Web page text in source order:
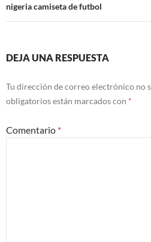
nigeria camiseta de futbol
DEJA UNA RESPUESTA
Tu dirección de correo electrónico no
obligatorios están marcados con *
Comentario *